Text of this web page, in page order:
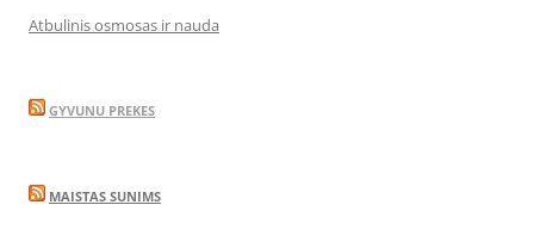
Atbulinis osmosas ir nauda
GYVUNU PREKES
MAISTAS SUNIMS